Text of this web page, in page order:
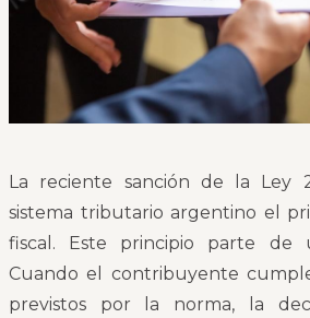
La reciente sanción de la Ley
sistema tributario argentino el
fiscal. Este principio parte de
Cuando el contribuyente
previstos por la norma, la